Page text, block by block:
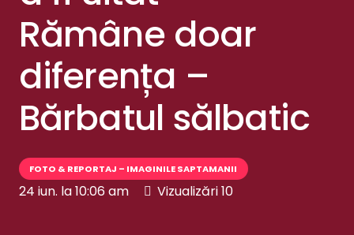
Rămâne doar
diferența –
Bărbatul sălbatic
FOTO & REPORTAJ – IMAGINILE SAPTAMANII
24 iun. la 10:06 am Vizualizări10